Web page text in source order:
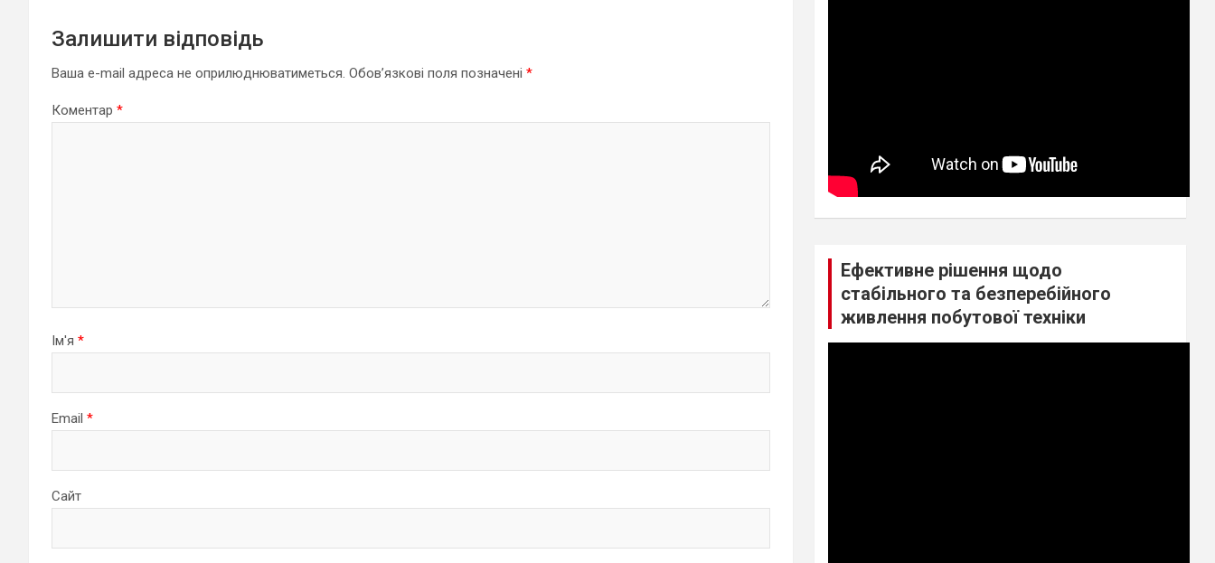
Залишити відповідь
Ваша e-mail адреса не оприлюднюватиметься. Обов’язкові поля позначені *
Коментар *
Ім'я *
Email *
Сайт
Ефективне рішення щодо
стабільного та безперебійного
живлення побутової техніки